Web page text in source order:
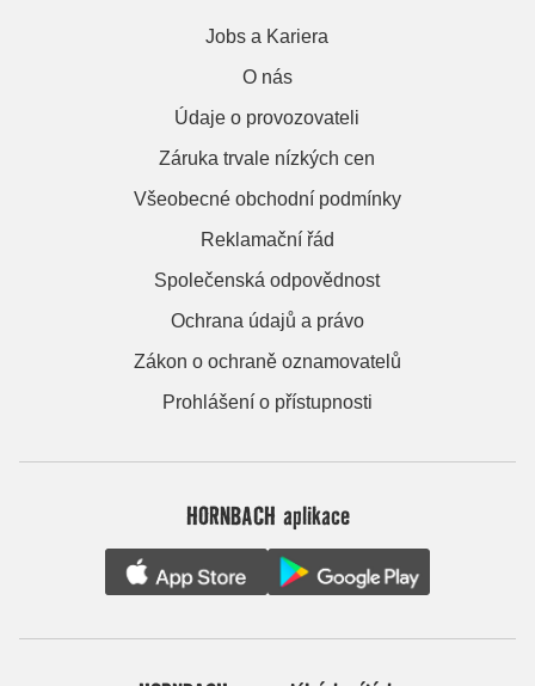
Jobs a Kariera
O nás
Údaje o provozovateli
Záruka trvale nízkých cen
Všeobecné obchodní podmínky
Reklamační řád
Společenská odpovědnost
Ochrana údajů a právo
Zákon o ochraně oznamovatelů
Prohlášení o přístupnosti
HORNBACH aplikace